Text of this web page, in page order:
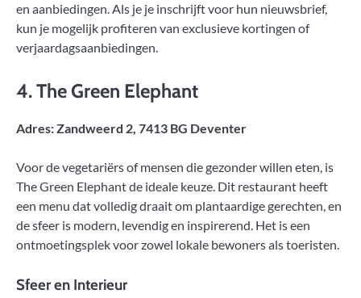
en aanbiedingen. Als je je inschrijft voor hun nieuwsbrief,
kun je mogelijk profiteren van exclusieve kortingen of
verjaardagsaanbiedingen.
4.The Green Elephant
Adres: Zandweerd 2, 7413 BG Deventer
Voor de vegetariërs of mensen die gezonder willen eten, is
The Green Elephant de ideale keuze. Dit restaurant heeft
een menu dat volledig draait om plantaardige gerechten, en
de sfeer is modern, levendig en inspirerend. Het is een
ontmoetingsplek voor zowel lokale bewoners als toeristen.
Sfeer en Interieur